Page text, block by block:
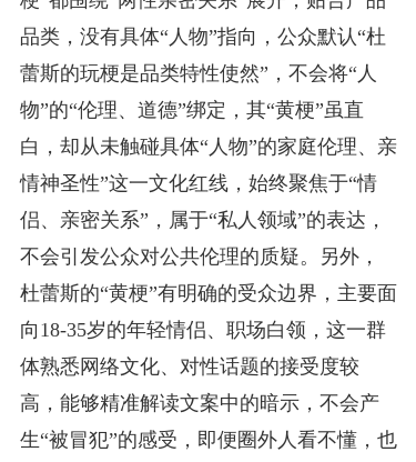
品类，没有具体“人物”指向，公众默认“杜
蕾斯的玩梗是品类特性使然”，不会将“人
物”的“伦理、道德”绑定，其“黄梗”虽直
白，却从未触碰具体“人物”的家庭伦理、亲
情神圣性”这一文化红线，始终聚焦于“情
侣、亲密关系”，属于“私人领域”的表达，
不会引发公众对公共伦理的质疑。另外，
杜蕾斯的“黄梗”有明确的受众边界，主要面
向18-35岁的年轻情侣、职场白领，这一群
体熟悉网络文化、对性话题的接受度较
高，能够精准解读文案中的暗示，不会产
生“被冒犯”的感受，即便圈外人看不懂，也